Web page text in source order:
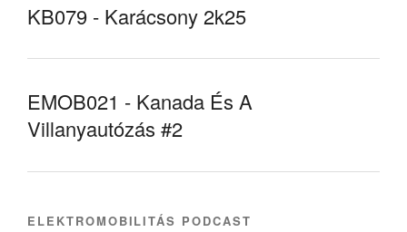
KB079 - Karácsony 2k25
EMOB021 - Kanada És A
Villanyautózás #2
ELEKTROMOBILITÁS PODCAST